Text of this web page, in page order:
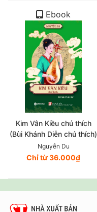
Ebook
Kim Vân Kiều chú thích
(Bùi Khánh Diễn chú thích)
Nguyễn Du
Chỉ từ 36.000₫